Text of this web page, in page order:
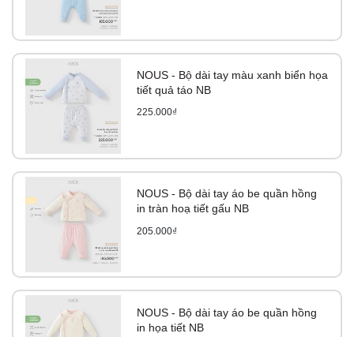
NOUS - Bộ dài tay màu xanh biển họa
tiết quả táo NB
225.000₫
NOUS - Bộ dài tay áo be quần hồng
in tràn hoạ tiết gấu NB
205.000₫
NOUS - Bộ dài tay áo be quần hồng
in họa tiết NB